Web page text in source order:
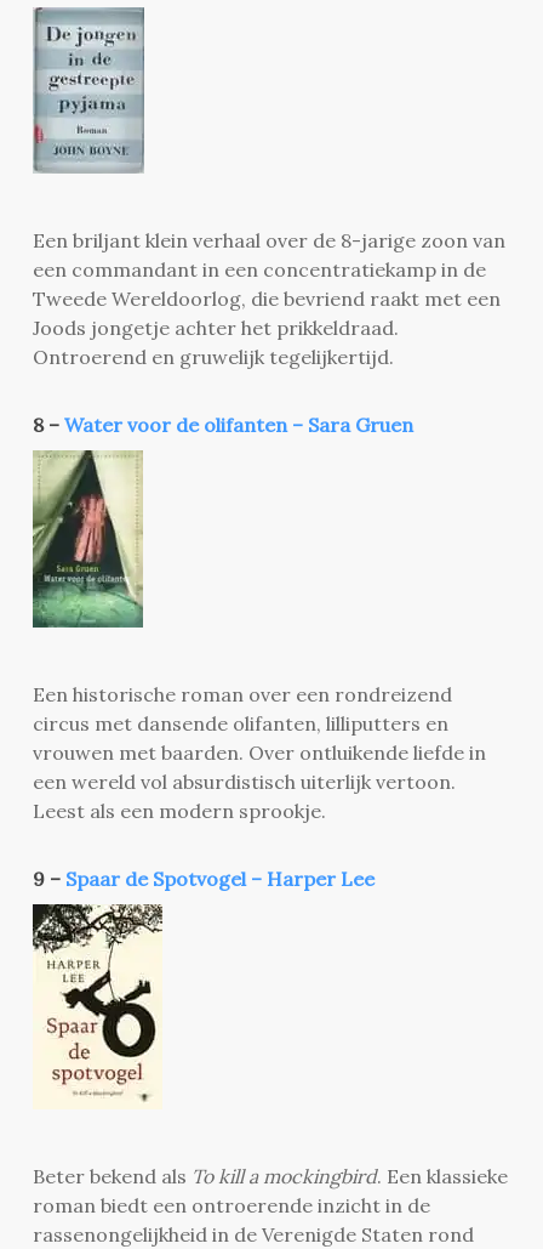
Een briljant klein verhaal over de 8-jarige zoon van
een commandant in een concentratiekamp in de
Tweede Wereldoorlog, die bevriend raakt met een
Joods jongetje achter het prikkeldraad.
Ontroerend en gruwelijk tegelijkertijd.
8 – Water voor de olifanten – Sara Gruen
Een historische roman over een rondreizend
circus met dansende olifanten, lilliputters en
vrouwen met baarden. Over ontluikende liefde in
een wereld vol absurdistisch uiterlijk vertoon.
Leest als een modern sprookje.
9 – Spaar de Spotvogel – Harper Lee
Beter bekend als To kill a mockingbird. Een klassieke
roman biedt een ontroerende inzicht in de
rassenongelijkheid in de Verenigde Staten rond